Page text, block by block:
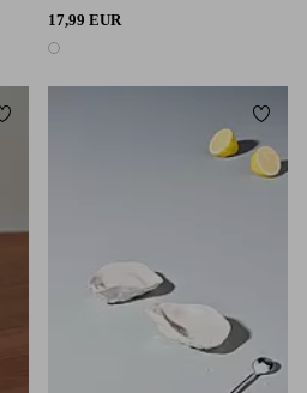
17,99 EUR
1 väri
Lisää suosikkeihin Lisää